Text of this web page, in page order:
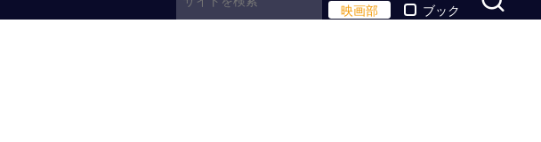
映画部
ブック